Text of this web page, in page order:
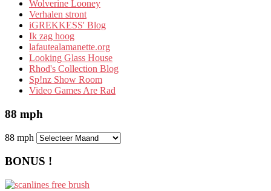
Wolverine Looney
Verhalen stront
iGREKKESS' Blog
Ik zag hoog
lafautealamanette.org
Looking Glass House
Rhod's Collection Blog
Sp!nz Show Room
Video Games Are Rad
88 mph
88 mph
BONUS !